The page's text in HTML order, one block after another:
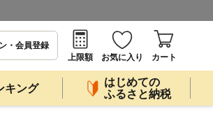
・会員登録
上限額
お気に入り カート
キング
はじめての
ふるさと納税